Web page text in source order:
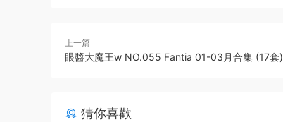
上一篇
眼醬大魔王w NO.055 Fantia 01-03月合集 (17套)
猜你喜歡